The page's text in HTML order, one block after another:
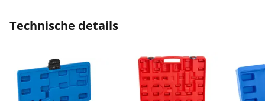
Technische details